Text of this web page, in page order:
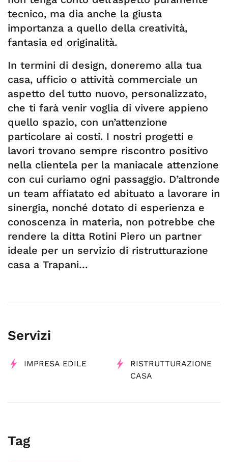
tecnico, ma dia anche la giusta
importanza a quello della creatività,
fantasia ed originalità.
In termini di design, doneremo alla tua
casa, ufficio o attività commerciale un
aspetto del tutto nuovo, personalizzato,
che ti farà venir voglia di vivere appieno
quello spazio, con un’attenzione
particolare ai costi. I nostri progetti e
lavori trovano sempre riscontro positivo
nella clientela per la maniacale attenzione
con cui curiamo ogni passaggio. D’altronde
un team affiatato ed abituato a lavorare in
sinergia, nonché dotato di esperienza e
conoscenza in materia, non potrebbe che
rendere la ditta Rotini Piero un partner
ideale per un servizio di ristrutturazione
casa a Trapani…
Servizi
IMPRESA EDILE
RISTRUTTURAZIONE
CASA
Tag